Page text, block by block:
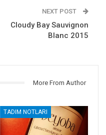
NEXT POST
Cloudy Bay Sauvignon
Blanc 2015
More From Author
TADIM NOTLARI